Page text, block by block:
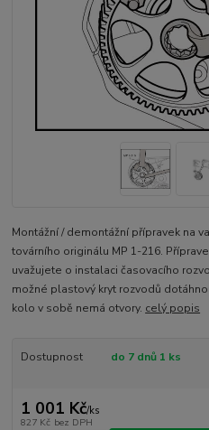
Montážní / demontážní přípravek na
továrního originálu MP 1-216.
uvažujete o instalaci časovacího
možné plastový kryt rozvodů
kolo v sobě nemá otvory. celý popis
Dostupnost do 7 dnů 1 ks
1 001 Kč/ks
827 Kč bez DPH